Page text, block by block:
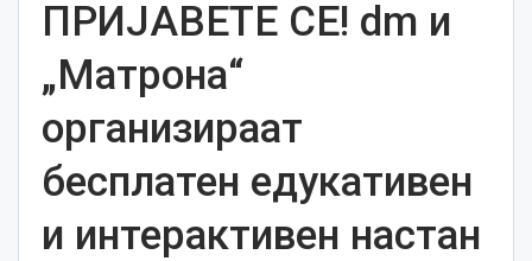
ПРИЈАВЕТЕ СЕ! dm и
„Матрона“
организираат
бесплатен едукативен
и интерактивен настан